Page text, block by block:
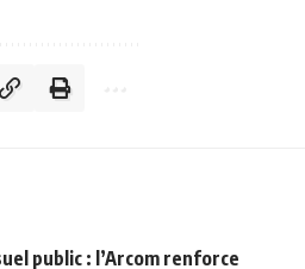
public : l’Arcom renforce